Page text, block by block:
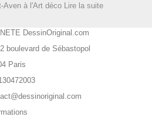
Aven à l'Art déco Lire la suite
DessinOriginal.com
boulevard de Sébastopol
Paris